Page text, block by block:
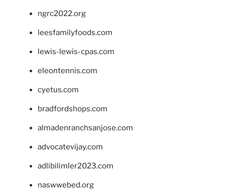
ngrc2022.org
leesfamilyfoods.com
lewis-lewis-cpas.com
eleontennis.com
cyetus.com
bradfordshops.com
almadenranchsanjose.com
advocatevijay.com
adlibilimler2023.com
naswwebed.org